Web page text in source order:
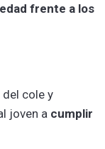
frente a los
del cole y
joven a cumplir